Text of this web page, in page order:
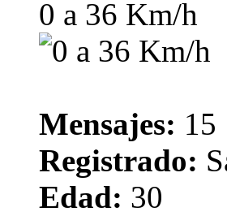
0 a 36 Km/h
Mensajes: 15
Registrado:
Edad: 30